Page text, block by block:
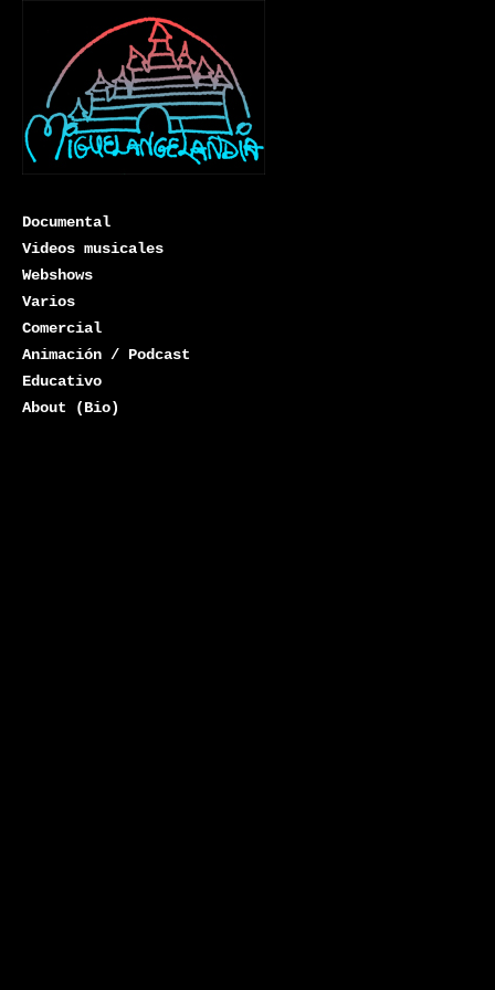
Miguelangelandia
Documental
Videos musicales
Webshows
Varios
Comercial
Animación / Podcast
Educativo
About (Bio)